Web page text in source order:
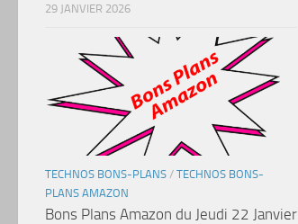
29 JANVIER 2026
TECHNOS BONS-PLANS / TECHNOS BONS-
PLANS AMAZON
Bons Plans Amazon du Jeudi 22 Janvier